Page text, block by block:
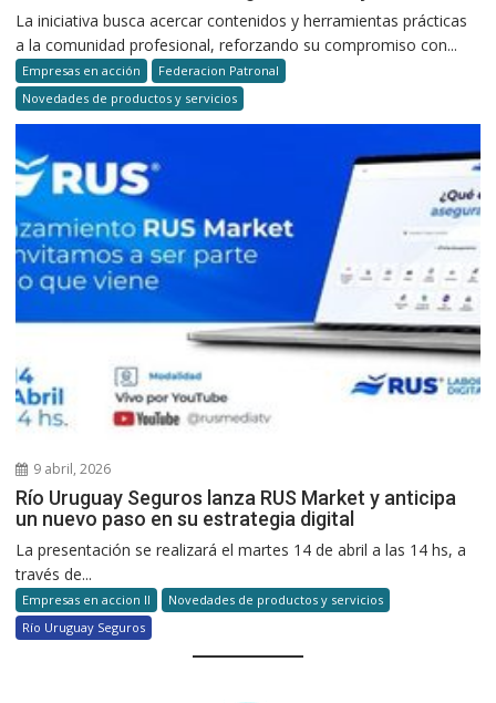
La iniciativa busca acercar contenidos y herramientas prácticas
a la comunidad profesional, reforzando su compromiso con...
Empresas en acción
Federacion Patronal
Novedades de productos y servicios
9 abril, 2026
Río Uruguay Seguros lanza RUS Market y anticipa
un nuevo paso en su estrategia digital
La presentación se realizará el martes 14 de abril a las 14 hs, a
través de...
Empresas en accion II
Novedades de productos y servicios
Río Uruguay Seguros